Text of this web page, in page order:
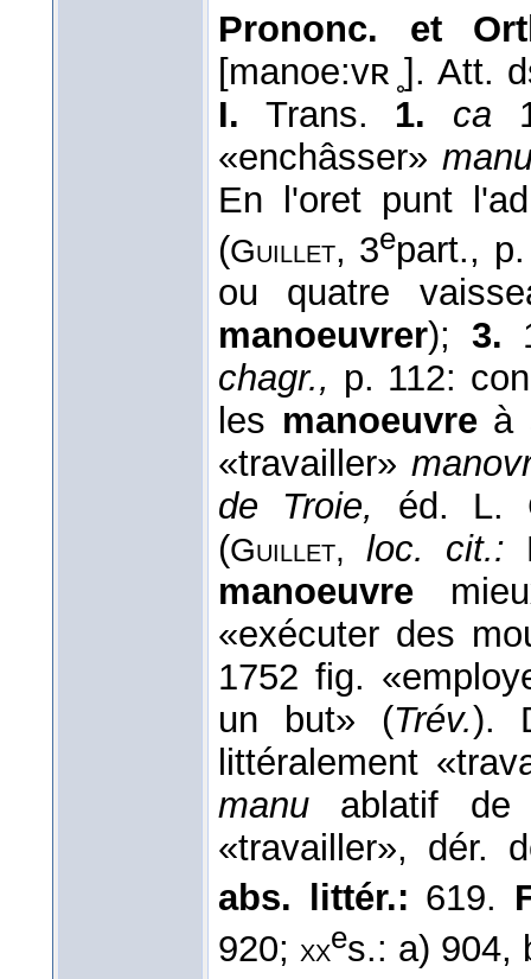
Prononc. et
[manoe:vʀ ̥]. Att.
I. Trans. 1. ca
«enchâsser»
En l'oret punt
(Guillet, 3epart.,
ou quatre
manoeuvrer); 3.
chagr., p. 112:
les manoeuvreà
«travailler»
de Troie,
éd. L.
(Guillet, loc. cit.:
manoeuvre
«exécuter des
1752 fig.
un but» (Trév.).
littéralement
manu ablatif
«travailler», dér.
abs. littér.: 619.
920; xxes.: a) 904,